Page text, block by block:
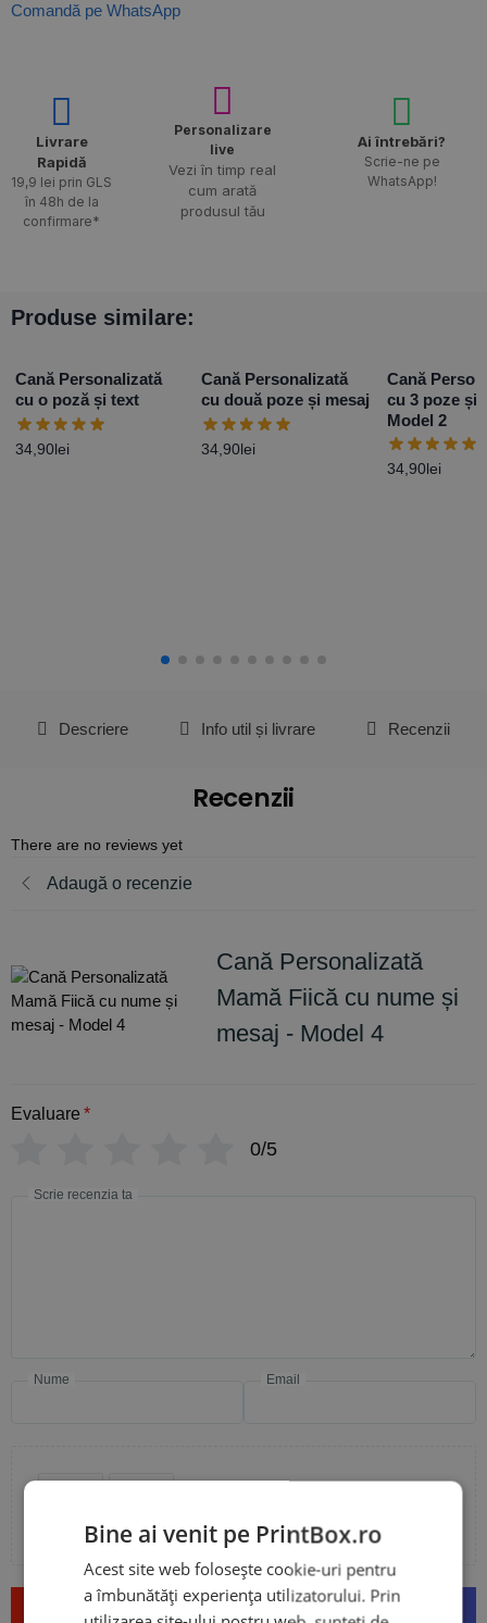
Comandă pe WhatsApp
Livrare
Rapidă​
19,9 lei prin GLS
în 48h de la
confirmare*
Personalizare
live
Vezi în timp real
cum arată
produsul tău
Ai întrebări?
Scrie-ne pe
WhatsApp!
Produse similare:
Cană Personalizată
cu o poză și text
34,90lei
Cană Personalizată
cu două poze și mesaj
34,90lei
Cană
cu 3 poze și
Model 2
34,90lei
Descriere Info util și livrare Recenzii
Recenzii
There are no reviews yet
Adaugă o recenzie
Cană Personalizată
Mamă Fiică cu nume și
mesaj - Model 4
Evaluare *
0/5
Scrie recenzia ta
Nume Email
Trimite
Bine ai venit pe PrintBox.ro
Acest site web folosește cookie-uri pentru
a îmbunătăți experiența utilizatorului. Prin